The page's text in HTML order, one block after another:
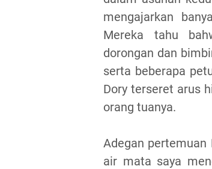
mengajarkan
Mereka tahu
dorongan dan
serta beberapa
Dory terseret arus
orang tuanya.
Adegan pertemuan
air mata saya